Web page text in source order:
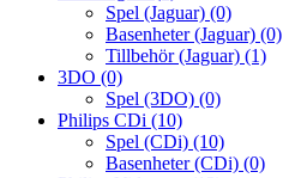
Spel (Jaguar) (0)
Basenheter (Jaguar) (0)
Tillbehör (Jaguar) (1)
3DO (0)
Spel (3DO) (0)
Philips CDi (10)
Spel (CDi) (10)
Basenheter (CDi) (0)